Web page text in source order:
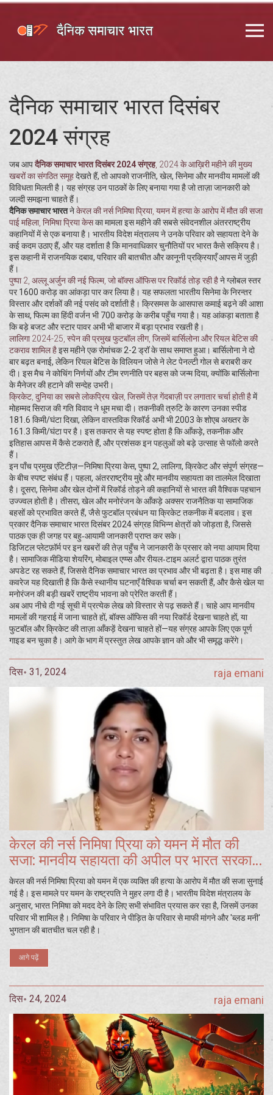
दैनिक समाचार भारत दिसंबर
2024 संग्रह
जब आपदैनिक समाचार भारत दिसंबर 2024 संग्रह, 2024 के आख़िरी महीने की मुख्य
खबरों का संगठित समूहदेखते हैं, तो आपको राजनीति, खेल, सिनेमा और मानवीय मामलों की
विविधता मिलती है। यह संग्रह उन पाठकों के लिए बनाया गया है जो ताज़ा जानकारी को
जल्दी समझना चाहते हैं।
दैनिक समाचार भारतनेकेरल की नर्स निमिषा प्रिया, यमन में हत्या के आरोप में मौत की सजा
पाई महिला, निमिषा प्रिया केसका मामला इस महीने की सबसे संवेदनशील अंतरराष्ट्रीय
कहानियों में से एक बनाया है। भारतीय विदेश मंत्रालय ने उनके परिवार को सहायता देने के
कई कदम उठाए हैं, और यह दर्शाता है कि मानवाधिकार चुनौतियों पर भारत कैसे सक्रिय है।
इस कहानी में राजनयिक दबाव, परिवार की बातचीत और कानूनी प्रक्रियाएँ आपस में जुड़ी
हैं।
पुष्पा 2 अल्लू अर्जुन की नई फिल्म, जो बॉक्स ऑफिस पर रिकॉर्ड तोड़ रही हैने ग्लोबल स्तर
पर 1600 करोड़ का आंकड़ा पार कर लिया है। यह सफलता भारतीय सिनेमा के निरन्तर
विस्तार और दर्शकों की नई पसंद को दर्शाती है। क्रिसमस के आसपास कमाई बढ़ने की आशा
के साथ, फिल्म का हिंदी वर्जन भी 700 करोड़ के करीब पहुँच गया है। यह आंकड़ा बताता है
कि बड़े बजट और स्टार पावर अभी भी बाजार में बड़ा प्रभाव रखती है।
लालिगा 2024-25 स्पेन की प्रमुख फुटबॉल लीग, जिसमें बार्सिलोना और रियल बेटिस की
टकराव शामिल हैइस महीने एक रोमांचक 2-2 ड्रॉ के साथ समाप्त हुआ। बार्सिलोना ने दो
बार बढ़त बनाई, लेकिन रियल बेटिस के विलियन जोसे ने लेट पेनल्टी गोल से बराबरी कर
दी। इस मैच ने कोचिंग निर्णयों और टीम रणनीति पर बहस को जन्म दिया, क्योंकि बार्सिलोना
के मैनेजर की हटाने की सन्देह उभरी।
क्रिकेट दुनिया का सबसे लोकप्रिय खेल, जिसमें तेज़ गेंदबाज़ी पर लगातार चर्चा होती हैमें
मोहम्मद सिराज की गति विवाद ने धूम मचा दी। तकनीकी त्रुटि के कारण उनका स्पीड
181.6 किमी/घंटा दिखा, लेकिन वास्तविक रिकॉर्ड अभी भी 2003 के शोएब अख्तर के
161.3 किमी/घंटा पर है। इस तकरार से यह स्पष्ट होता है कि आँकड़े, तकनीक और
इतिहास आपस में कैसे टकराते हैं, और प्रशंसक इन पहलुओं को बड़े उत्साह से फॉलो करते
हैं।
इन पाँच प्रमुख एंटिटीज़—निमिषा प्रिया केस, पुष्पा 2, लालिगा, क्रिकेट और संपूर्ण संग्रह—
के बीच स्पष्ट संबंध हैं। पहला, अंतरराष्ट्रीय मुद्दे और मानवीय सहायता का तालमेल दिखाता
है। दूसरा, सिनेमा और खेल दोनों में रिकॉर्ड तोड़ने की कहानियों से भारत की वैश्विक पहचान
उज्ज्वल होती है। तीसरा, खेल और मनोरंजन के आँकड़े अक्सर राजनैतिक या सामाजिक
बहसों को प्रभावित करते हैं, जैसे फुटबॉल प्रबंधन या क्रिकेट तकनीक में बदलाव। इस
प्रकार दैनिक समाचार भारत दिसंबर 2024 संग्रह विभिन्न क्षेत्रों को जोड़ता है, जिससे
पाठक एक ही जगह पर बहु‑आयामी जानकारी प्राप्त कर सके।
डिजिटल प्लेटफ़ॉर्म पर इन खबरों की तेज़ पहुँच ने जानकारी के प्रसार को नया आयाम दिया
है। सामाजिक मीडिया शेयरिंग, मोबाइल एप्प्स और रीयल‑टाइम अलर्ट द्वारा पाठक तुरंत
अपडेट रह सकते हैं, जिससे दैनिक समाचार भारत का प्रभाव और भी बढ़ता है। इस माह की
कवरेज यह दिखाती है कि कैसे स्थानीय घटनाएँ वैश्विक चर्चा बन सकती हैं, और कैसे खेल या
मनोरंजन की बड़ी खबरें राष्ट्रीय भावना को प्रेरित करती हैं।
अब आप नीचे दी गई सूची में प्रत्येक लेख को विस्तार से पढ़ सकते हैं। चाहे आप मानवीय
मामलों की गहराई में जाना चाहते हों, बॉक्स ऑफिस की नया रिकॉर्ड देखना चाहते हों, या
फुटबॉल और क्रिकेट की ताज़ा आँकड़ें देखना चाहते हों—यह संग्रह आपके लिए एक पूर्ण
गाइड बन चुका है। आगे के भाग में प्रस्तुत लेख आपके ज्ञान को और भी समृद्ध करेंगे।
दिस॰ 31, 2024 raja emani
केरल की नर्स निमिषा प्रिया को यमन में मौत की
सजा: मानवीय सहायता की अपील पर भारत सरकार
का प्रयास
केरल की नर्स निमिषा प्रिया को यमन में एक व्यक्ति की हत्या के आरोप में मौत की सजा सुनाई
गई है। इस मामले पर यमन के राष्ट्रपति ने मुहर लगा दी है। भारतीय विदेश मंत्रालय के
अनुसार, भारत निमिषा को मदद देने के लिए सभी संभावित प्रयास कर रहा है, जिसमें उनका
परिवार भी शामिल है। निमिषा के परिवार ने पीड़ित के परिवार से माफी मांगने और 'ब्लड मनी'
भुगतान की बातचीत चल रही है।
आगे पढ़ें
दिस॰ 24, 2024 raja emani